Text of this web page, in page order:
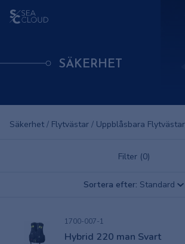
SÄKERHET
Säkerhet / Flytvästar / Uppblåsbara Flytvästar
Filter (0)
Sortera efter: Standard
1700-007-1
Hybrid 220 man Svart